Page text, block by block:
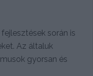
során is
Az általuk
gyorsan és